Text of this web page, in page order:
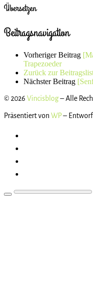
Übersetzen
Beitragsnavigation
Vorheriger Beitrag
Trapezoeder
Zurück zur
Nächster Beitrag
© 2026 Vincisblog– Alle
Präsentiert von WP–